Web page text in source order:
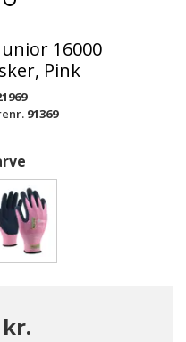
16000
Pink
91369